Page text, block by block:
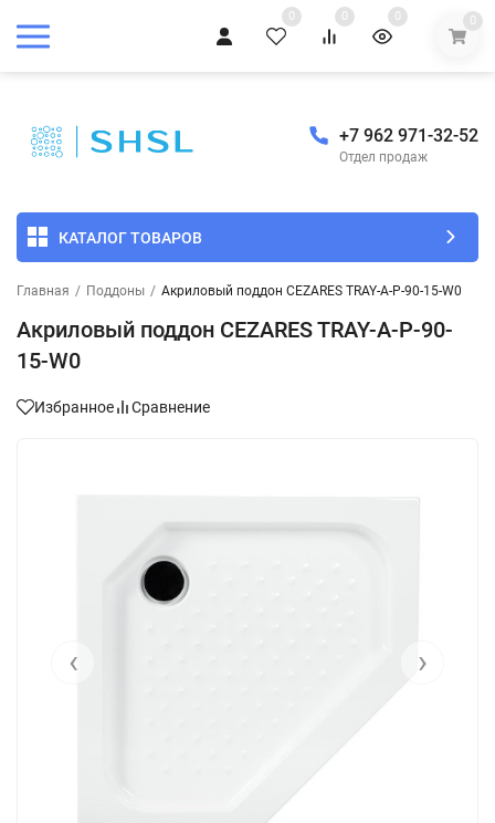
0 0 0 0
+7 962 971-32-52
Отдел продаж
КАТАЛОГ ТОВАРОВ
Главная / Поддоны / Акриловый поддон CEZARES TRAY-A-P-90-15-W0
Акриловый поддон CEZARES TRAY-A-P-90-
15-W0
Избранное Сравнение
‹ ›